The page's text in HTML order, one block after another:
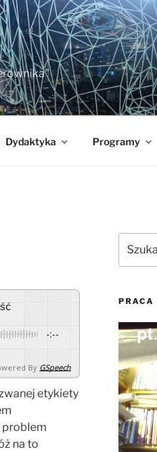
Dydaktyka Programy
-:--
By GSpeech
etykiety
problem
na to
PRACA